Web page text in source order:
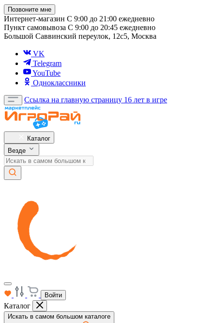
Позвоните мне
Интернет-магазин С 9:00 до 21:00 ежедневно
Пункт самовывоза С 9:00 до 20:45 ежедневно
Большой Саввинский переулок, 12с5, Москва
VK
Telegram
YouTube
Одноклассники
Ссылка на главную страницу 16 лет в игре
Каталог
Везде
Войти
Каталог
Искать в самом большом каталоге